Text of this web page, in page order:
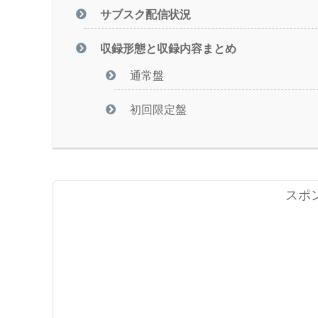
サブスク配信状況
収録形態と収録内容まとめ
通常盤
初回限定盤
スポ